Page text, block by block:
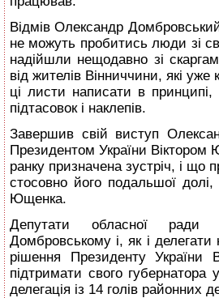
Відмів Олександр
не можуть пробитись люди зі
надійшли нещодавно зі
від жителів Вінниччини, які
ці листи написати в
підтасовок і наклепів.
Завершив свій виступ
Президентом України
ранку призначена зустріч, і що
стосовно його подальшої
Ющенка.
Депутати обласної ради
Домбровському і, як і
рішення Президенту
підтримати свого
делегація із 14 голів районних